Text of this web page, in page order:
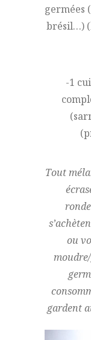
germées
brésil…)
-1
Tout
ou
gardent